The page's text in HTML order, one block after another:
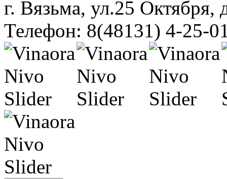
г. Вязьма, ул.25 Октября,
Телефон: 8(48131) 4-25-